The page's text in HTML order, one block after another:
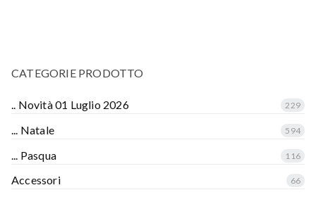
CATEGORIE PRODOTTO
.. Novità 01 Luglio 2026 229
... Natale 594
... Pasqua 116
Accessori 66